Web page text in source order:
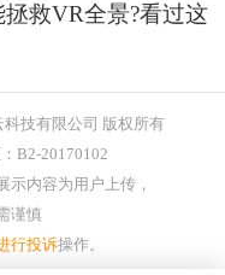
救VR全景?看过这
技有限公司 版权所有
B2-20170102
示内容为用户上传，
谨慎
行投诉操作。